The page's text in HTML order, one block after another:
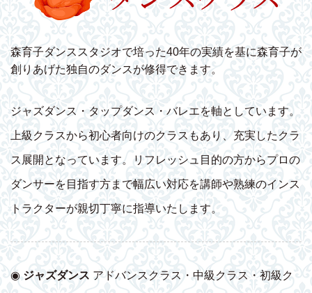
森育子ダンススタジオで培った40年の実績を基に森育子が
創りあげた独自のダンスが修得できます。
ジャズダンス・タップダンス・バレエを軸としています。
上級クラスから初心者向けのクラスもあり、充実したクラ
ス展開となっています。リフレッシュ目的の方からプロの
ダンサーを目指す方まで幅広い対応を講師や熟練のインス
トラクターが親切丁寧に指導いたします。
◉ジャズダンス アドバンスクラス・中級クラス・初級ク